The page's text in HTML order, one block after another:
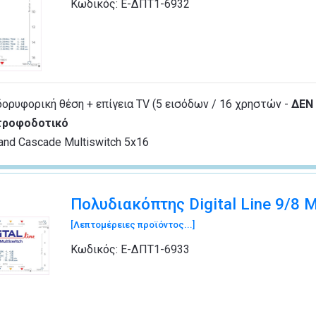
Κωδικός: Ε-ΔΠΤ1-6932
θέση + επίγεια TV (5 εισόδων / 16 χρηστών - ΔΕΝ
Cascade Multiswitch 5x16
Πολυδιακόπτης Digital Line 9/8
[Λεπτομέρειες προϊόντος...]
Κωδικός: Ε-ΔΠΤ1-6933